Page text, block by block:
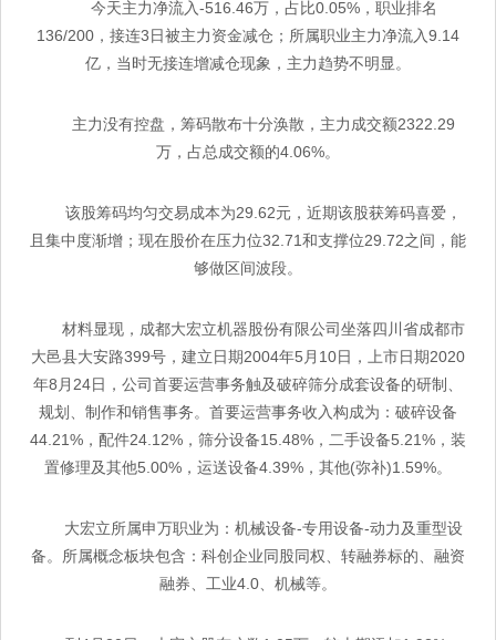
今天主力净流入-516.46万，占比0.05%，职业排名
136/200，接连3日被主力资金减仓；所属职业主力净流入9.14
亿，当时无接连增减仓现象，主力趋势不明显。
主力没有控盘，筹码散布十分涣散，主力成交额2322.29
万，占总成交额的4.06%。
该股筹码均匀交易成本为29.62元，近期该股获筹码喜爱，
且集中度渐增；现在股价在压力位32.71和支撑位29.72之间，能
够做区间波段。
材料显现，成都大宏立机器股份有限公司坐落四川省成都市
大邑县大安路399号，建立日期2004年5月10日，上市日期2020
年8月24日，公司首要运营事务触及破碎筛分成套设备的研制、
规划、制作和销售事务。首要运营事务收入构成为：破碎设备
44.21%，配件24.12%，筛分设备15.48%，二手设备5.21%，装
置修理及其他5.00%，运送设备4.39%，其他(弥补)1.59%。
大宏立所属申万职业为：机械设备-专用设备-动力及重型设
备。所属概念板块包含：科创企业同股同权、转融券标的、融资
融券、工业4.0、机械等。